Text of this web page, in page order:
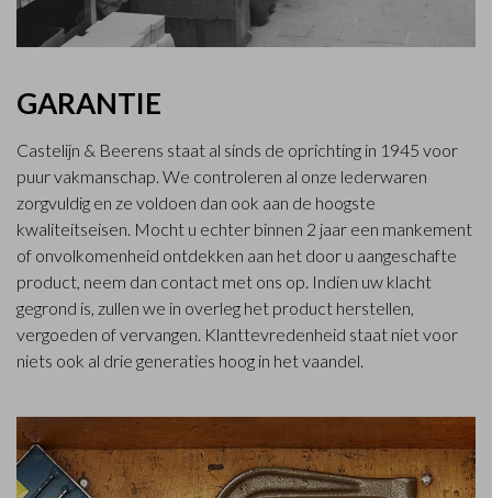
GARANTIE
Castelijn & Beerens staat al sinds de oprichting in 1945 voor
puur vakmanschap. We controleren al onze lederwaren
zorgvuldig en ze voldoen dan ook aan de hoogste
kwaliteitseisen. Mocht u echter binnen 2 jaar een mankement
of onvolkomenheid ontdekken aan het door u aangeschafte
product, neem dan contact met ons op. Indien uw klacht
gegrond is, zullen we in overleg het product herstellen,
vergoeden of vervangen. Klanttevredenheid staat niet voor
niets ook al drie generaties hoog in het vaandel.